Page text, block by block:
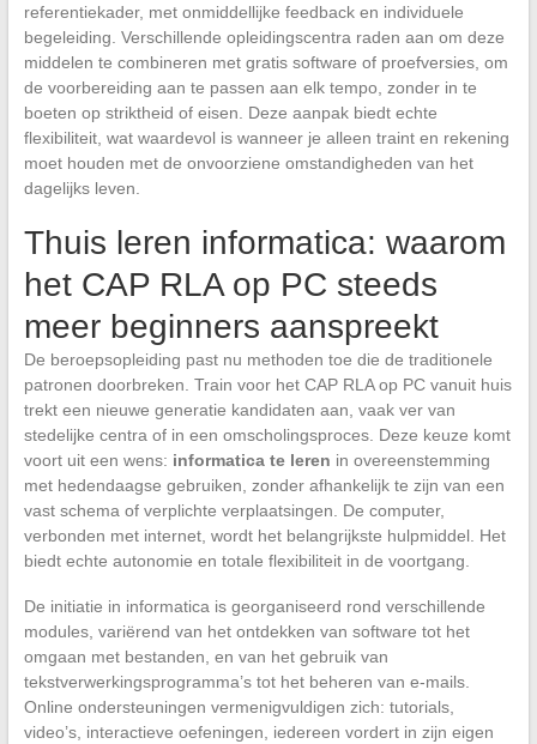
referentiekader, met onmiddellijke feedback en individuele
begeleiding. Verschillende opleidingscentra raden aan om deze
middelen te combineren met gratis software of proefversies, om
de voorbereiding aan te passen aan elk tempo, zonder in te
boeten op striktheid of eisen. Deze aanpak biedt echte
flexibiliteit, wat waardevol is wanneer je alleen traint en rekening
moet houden met de onvoorziene omstandigheden van het
dagelijks leven.
Thuis leren informatica: waarom
het CAP RLA op PC steeds
meer beginners aanspreekt
De beroepsopleiding past nu methoden toe die de traditionele
patronen doorbreken. Train voor het CAP RLA op PC vanuit huis
trekt een nieuwe generatie kandidaten aan, vaak ver van
stedelijke centra of in een omscholingsproces. Deze keuze komt
voort uit een wens: informatica te leren in overeenstemming
met hedendaagse gebruiken, zonder afhankelijk te zijn van een
vast schema of verplichte verplaatsingen. De computer,
verbonden met internet, wordt het belangrijkste hulpmiddel. Het
biedt echte autonomie en totale flexibiliteit in de voortgang.
De initiatie in informatica is georganiseerd rond verschillende
modules, variërend van het ontdekken van software tot het
omgaan met bestanden, en van het gebruik van
tekstverwerkingsprogramma’s tot het beheren van e-mails.
Online ondersteuningen vermenigvuldigen zich: tutorials,
video’s, interactieve oefeningen, iedereen vordert in zijn eigen